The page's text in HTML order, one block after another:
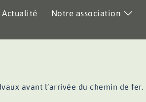
Actualité Notre association
avant l’arrivée du chemin de fer.